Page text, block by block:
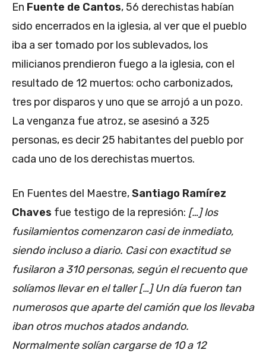
En Fuente de Cantos, 56 derechistas habían
sido encerrados en la iglesia, al ver que el pueblo
iba a ser tomado por los sublevados, los
milicianos prendieron fuego a la iglesia, con el
resultado de 12 muertos: ocho carbonizados,
tres por disparos y uno que se arrojó a un pozo.
La venganza fue atroz, se asesinó a 325
personas, es decir 25 habitantes del pueblo por
cada uno de los derechistas muertos.
En Fuentes del Maestre,Santiago Ramírez
Chaves fue testigo de la represión: […] los
fusilamientos comenzaron casi de inmediato,
siendo incluso a diario. Casi con exactitud se
fusilaron a 310 personas, según el recuento que
solíamos llevar en el taller […] Un día fueron tan
numerosos que aparte del camión que los llevaba
iban otros muchos atados andando.
Normalmente solían cargarse de 10 a 12